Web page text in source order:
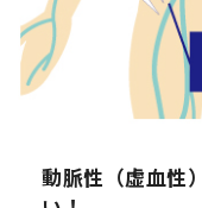
動脈性（虚血性